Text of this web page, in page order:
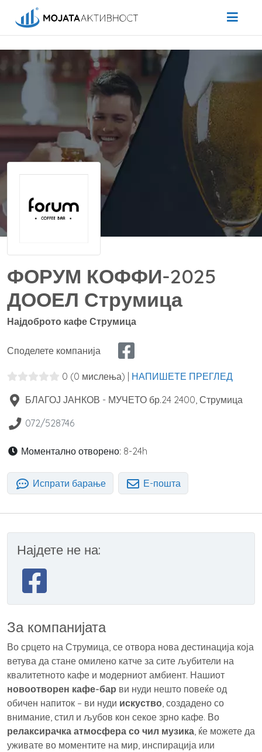
ФОРУМ КОФФИ-2025
ДООЕЛ Струмица
Најдоброто кафе Струмица
Споделете компанија
0 (0 мислења) | НАПИШЕТЕ ПРЕГЛЕД
БЛАГОЈ ЈАНКОВ - МУЧЕТО бр.24 2400 Струмица
072/528746
Моментално отворено: 8-24h
Испрати барање Е-пошта
Најдете не на:
За компанијата
Во срцето на Струмица, се отвора нова дестинација која
ветува да стане омилено катче за сите љубители на
квалитетното кафе и модерниот амбиент. Нашиот
новоотворен кафе-бар ви нуди нешто повеќе од
обичен напиток – ви нуди искуство , создадено со
внимание, стил и љубов кон секое зрно кафе. Во
релаксирачка атмосфера со чил музика , ќе можете да
уживате во моментите на мир, инспирација или